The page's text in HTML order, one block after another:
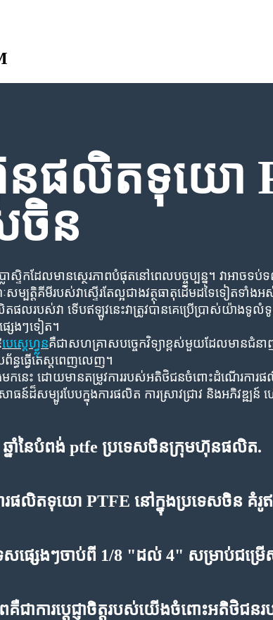
ផលិតទុយោ
ចិន
ាស្ទិកដែលមានស្ថេរភាពបំផុតនៅពេលបច្ចុប្បន្ន។ វាអ
បត្តិគីមីរបស់វាស្ទើរតែល្អជាងវត្ថុធាតុដើមដទៃទៀតទាំងអ
លរបស់វា ទើបឥឡូវនេះវាត្រូវបានគេប្រើប្រាស់យ៉ាងទូ
េងៗទៀត។
បេស្តេហ្វ្លុនគឺជាសហគ្រាសបច្ចេកវិទ្យាខ្ពស់មួយដែលមានជំន
ធធ្វើតេស្តពេញលេញ។
ងមកនេះ ដោយមានតម្រូវការរបស់អតិថិជនចំពោះដំណើរកា
ធន៍ដ៏សម្បូរបែបក្នុងការផលិត ការស្រាវជ្រាវ និងអភិវឌ្
ាំនៃបំពង់ ptfe ប្រទេសចិនក្រុមហ៊ុនផលិត.
រផលិតទុយោ PTFE នៅក្នុងប្រទេសចិន គំរូ
សផ្សេងៗចាប់ពី 1/8 "ដល់ 4" សម្រាប់ជម្រ
គឺជាការប្តេជ្ញាចិត្តរបស់យើងចំពោះអតិថិជ